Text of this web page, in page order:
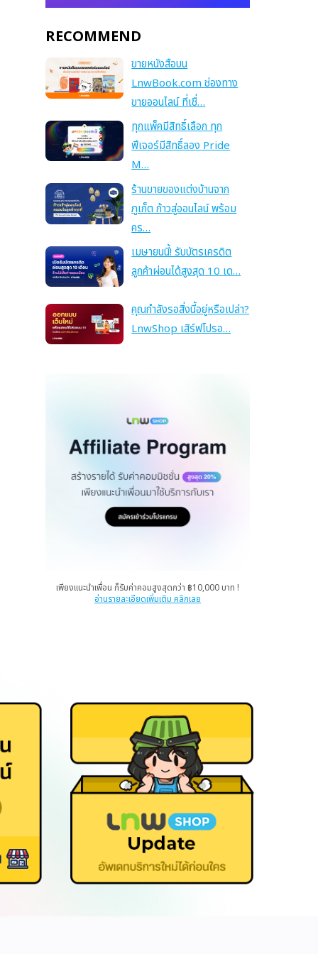
RECOMMEND
ขายหนังสือบน
LnwBook.com ช่องทาง
ขายออนไลน์ ที่เชื่…
ทุกแพ็คมีสิทธิ์เลือก ทุก
ฟีเจอร์มีสิทธิ์ลอง Pride
M…
ร้านขายของแต่งบ้านจาก
ภูเก็ต ก้าวสู่ออนไลน์ พร้อม
คร…
เมษายนนี้! รับบัตรเครดิต
ลูกค้าผ่อนได้สูงสุด 10 เด…
คุณกำลังรอสิ่งนี้อยู่หรือเปล่า?
LnwShop เสิร์ฟโปรอ…
เพียงแนะนำเพื่อน ก็รับค่าคอมสูงสุดกว่า ฿10,000 บาท !
อ่านรายละเอียดเพิ่มเติม คลิกเลย